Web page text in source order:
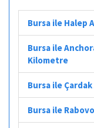
Bursa ile Halep
Bursa ile
Kilometre
Bursa ile
Bursa ile